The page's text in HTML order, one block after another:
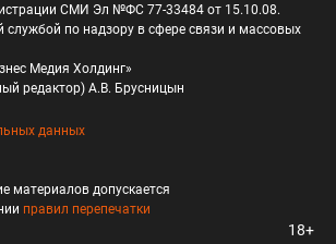
СМИ Эл №ФС 77-33484 от 15.10.08.
службой по надзору в сфере связи и массовых
Медия Холдинг»
редактор) А.В. Брусницын
данных
материалов допускается
правил перепечатки
18+